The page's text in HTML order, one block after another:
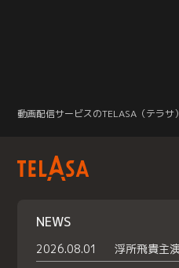
動画配信サービスのTELASA（テラサ）
NEWS
2026.08.01